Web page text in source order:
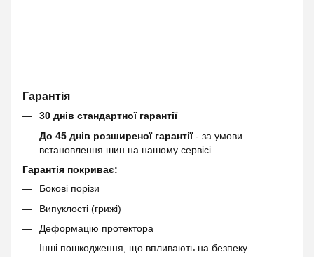
Гарантія
30 днів стандартної гарантії
До 45 днів розширеної гарантії- за умови
встановлення шин на нашому сервісі
Гарантія покриває:
Бокові порізи
Випуклості (грижі)
Деформацію протектора
Інші пошкодження, що впливають на безпеку